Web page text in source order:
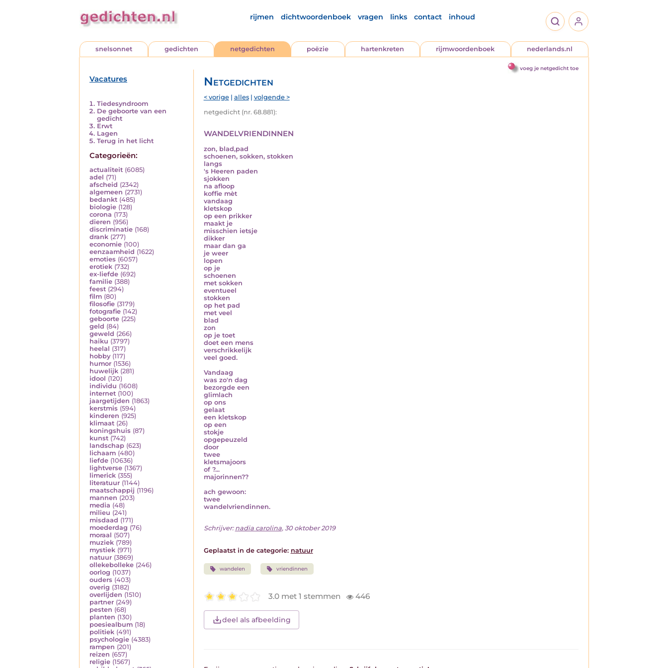
rijmen dichtwoordenboek vragen links contact inhoud
snelsonnet gedichten netgedichten poëzie hartenkreten rijmwoordenboek nederlands.nl
voeg je netgedicht toe
Vacatures
Tiedesyndroom
De geboorte van een
gedicht
Erwt
Lagen
Terug in het licht
Categorieën:
actualiteit (6085)
adel (71)
afscheid (2342)
algemeen (2731)
bedankt (485)
biologie (128)
corona (173)
dieren (956)
discriminatie (168)
drank (277)
economie (100)
eenzaamheid (1622)
emoties (6057)
erotiek (732)
ex-liefde (692)
familie (388)
feest (294)
film (80)
filosofie (3179)
fotografie (142)
geboorte (225)
geld (84)
geweld (266)
haiku (3797)
heelal (317)
hobby (117)
humor (1536)
huwelijk (281)
idool (120)
individu (1608)
internet (100)
jaargetijden (1863)
kerstmis (594)
kinderen (925)
klimaat (26)
koningshuis (87)
kunst (742)
landschap (623)
lichaam (480)
liefde (10636)
lightverse (1367)
limerick (355)
literatuur (1144)
maatschappij (1196)
mannen (203)
media (48)
milieu (241)
misdaad (171)
moederdag (76)
moraal (507)
muziek (789)
mystiek (971)
natuur (3869)
ollekebolleke (246)
oorlog (1037)
ouders (403)
overig (3182)
overlijden (1510)
partner (249)
pesten (68)
planten (130)
poesiealbum (18)
politiek (491)
psychologie (4383)
rampen (201)
reizen (657)
religie (1567)
Netgedichten
< vorige| alles| volgende >
netgedicht (nr. 68.881):
wandelvriendinnen
zon, blad,pad
schoenen, sokken, stokken
langs
's Heeren paden
sjokken
na afloop
koffie mèt
vandaag
kletskop
op een prikker
maakt je
misschien ietsje
dikker
maar dan ga
je weer
lopen
op je
schoenen
met sokken
eventueel
stokken
op het pad
met veel
blad
zon
op je toet
doet een mens
verschrikkelijk
veel goed.
Vandaag
was zo'n dag
bezorgde een
glimlach
op ons
gelaat
een kletskop
op een
stokje
opgepeuzeld
door
twee
kletsmajoors
of ?...
majorinnen??
ach gewoon:
twee
wandelvriendinnen.
Schrijver: nadia carolina, 30 oktober 2019
Geplaatst in de categorie: natuur
wandelen vriendinnen
3.0 met 1 stemmen 446
deel als afbeelding